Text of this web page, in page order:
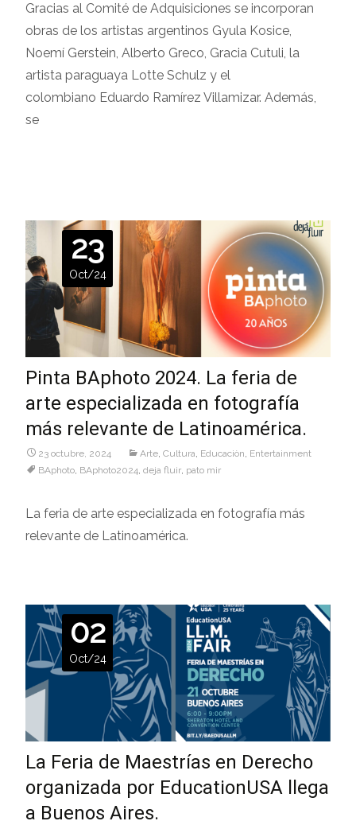
Gracias al Comité de Adquisiciones se incorporan
obras de los artistas argentinos Gyula Kosice,
Noemí Gerstein, Alberto Greco, Gracia Cutuli, la
artista paraguaya Lotte Schulz y el
colombiano Eduardo Ramírez Villamizar. Además,
se
23
Oct/24
Pinta BAphoto 2024. La feria de
arte especializada en fotografía
más relevante de Latinoamérica.
23 octubre, 2024 Arte, Cultura, Educaciòn, Entertainment
BAphoto, BAphoto2024, deja fluir, pato mir
La feria de arte especializada en fotografía más
relevante de Latinoamérica.
02
Oct/24
La Feria de Maestrías en Derecho
organizada por EducationUSA llega
a Buenos Aires.